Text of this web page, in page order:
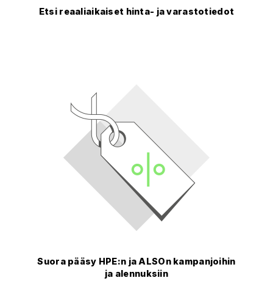
Etsi reaaliaikaiset hinta- ja varastotiedot
Suora pääsy HPE:n ja ALSOn kampanjoihin
ja alennuksiin